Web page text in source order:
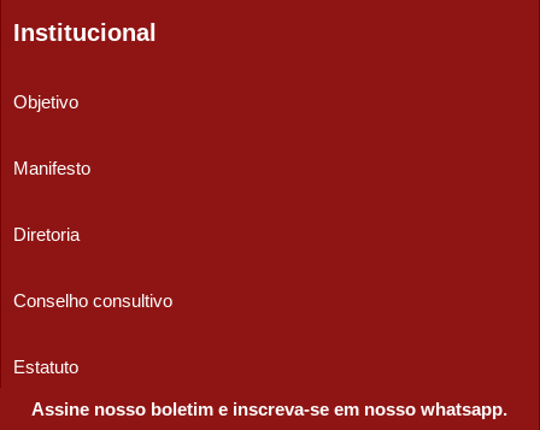
Institucional
Objetivo
Manifesto
Diretoria
Conselho consultivo
Estatuto
Assine nosso boletim e inscreva-se em nosso whatsapp.